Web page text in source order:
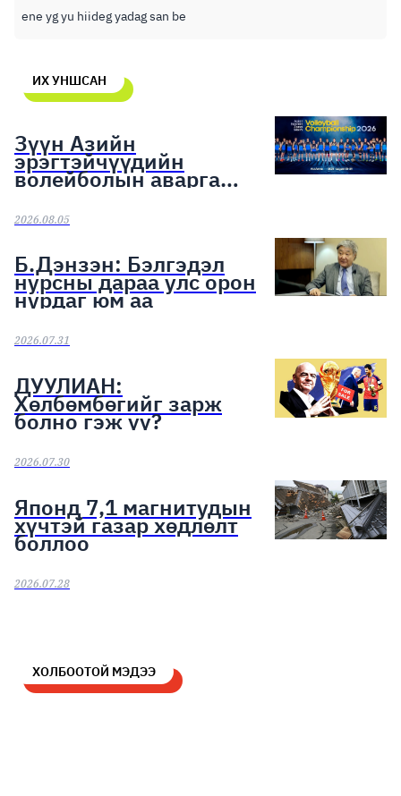
ene yg yu hiideg yadag san be
ИХ УНШСАН
Зүүн Азийн
эрэгтэйчүүдийн
волейболын аварга
шалгаруулах тэмцээн
эхэллээ
2026.08.05
Б.Дэнзэн: Бэлгэдэл
нурсны дараа улс орон
нурдаг юм аа
2026.07.31
ДУУЛИАН:
Хөлбөмбөгийг зарж
болно гэж үү?
2026.07.30
Японд 7,1 магнитудын
хүчтэй газар хөдлөлт
боллоо
2026.07.28
ХОЛБООТОЙ МЭДЭЭ